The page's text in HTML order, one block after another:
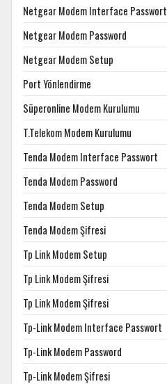
Netgear Modem Interface Passwort
Netgear Modem Password
Netgear Modem Setup
Port Yönlendirme
Süperonline Modem Kurulumu
T.Telekom Modem Kurulumu
Tenda Modem Interface Passwort
Tenda Modem Password
Tenda Modem Setup
Tenda Modem Şifresi
Tp Link Modem Setup
Tp Link Modem Şifresi
Tp Link Modem Şifresi
Tp-Link Modem Interface Passwort
Tp-Link Modem Password
Tp-Link Modem Şifresi